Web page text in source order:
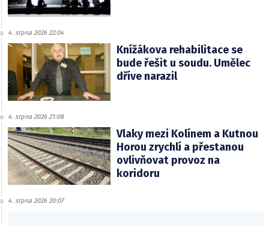
4. srpna 2026 22:04
Knížákova rehabilitace se
bude řešit u soudu. Umělec
dříve narazil
4. srpna 2026 21:08
Vlaky mezi Kolínem a Kutnou
Horou zrychlí a přestanou
ovlivňovat provoz na
koridoru
4. srpna 2026 20:07